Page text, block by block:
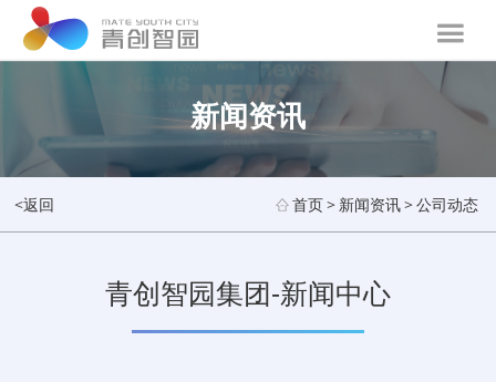
新闻资讯
<返回 首页> 新闻资讯>公司动态
青创智园集团-新闻中心